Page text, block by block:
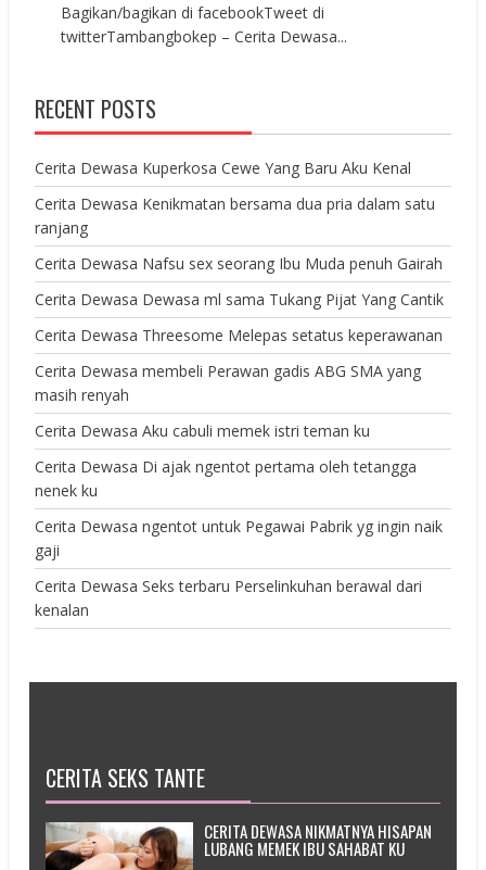
Bagikan/bagikan di facebookTweet di
twitterTambangbokep – Cerita Dewasa...
RECENT POSTS
Cerita Dewasa Kuperkosa Cewe Yang Baru Aku Kenal
Cerita Dewasa Kenikmatan bersama dua pria dalam satu
ranjang
Cerita Dewasa Nafsu sex seorang Ibu Muda penuh Gairah
Cerita Dewasa Dewasa ml sama Tukang Pijat Yang Cantik
Cerita Dewasa Threesome Melepas setatus keperawanan
Cerita Dewasa membeli Perawan gadis ABG SMA yang
masih renyah
Cerita Dewasa Aku cabuli memek istri teman ku
Cerita Dewasa Di ajak ngentot pertama oleh tetangga
nenek ku
Cerita Dewasa ngentot untuk Pegawai Pabrik yg ingin naik
gaji
Cerita Dewasa Seks terbaru Perselinkuhan berawal dari
kenalan
CERITA SEKS TANTE
CERITA DEWASA NIKMATNYA HISAPAN
LUBANG MEMEK IBU SAHABAT KU